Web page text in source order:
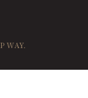
WAY.